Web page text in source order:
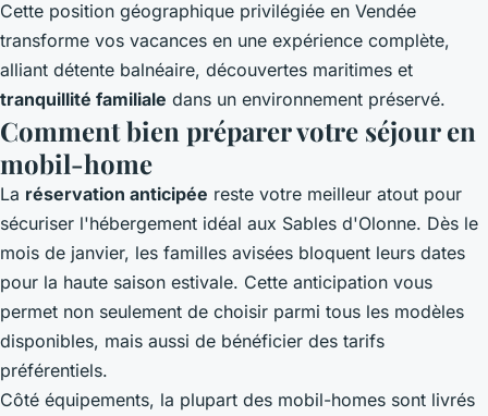
Cette position géographique privilégiée en Vendée
transforme vos vacances en une expérience complète,
alliant détente balnéaire, découvertes maritimes et
tranquillité familiale dans un environnement préservé.
Comment bien préparer votre séjour en
mobil-home
La réservation anticipée reste votre meilleur atout pour
sécuriser l'hébergement idéal aux Sables d'Olonne. Dès le
mois de janvier, les familles avisées bloquent leurs dates
pour la haute saison estivale. Cette anticipation vous
permet non seulement de choisir parmi tous les modèles
disponibles, mais aussi de bénéficier des tarifs
préférentiels.
Côté équipements, la plupart des mobil-homes sont livrés